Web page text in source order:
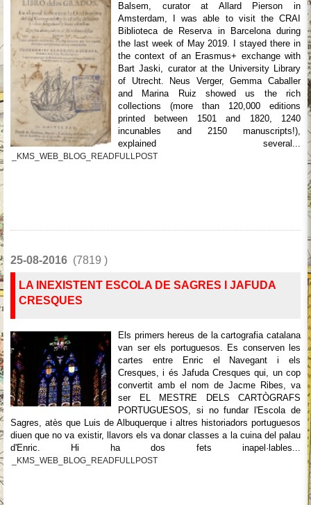
Balsem, curator at Allard Pierson in
Amsterdam, I was able to visit the CRAI
Biblioteca de Reserva in Barcelona during
the last week of May 2019. I stayed there in
the context of an Erasmus+ exchange with
Bart Jaski, curator at the University Library
of Utrecht. Neus Verger, Gemma Caballer
and Marina Ruiz showed us the rich
collections (more than 120,000 editions
printed between 1501 and 1820, 1240
incunables and 2150 manuscripts!),
explained several...
_KMS_WEB_BLOG_READFULLPOST
25-08-2016 (7819 )
LA INEXISTENT ESCOLA DE SAGRES I JAFUDA
CRESQUES
Els primers hereus de la cartografia catalana
van ser els portuguesos. Es conserven les
cartes entre Enric el Navegant i els
Cresques, i és Jafuda Cresques qui, un cop
convertit amb el nom de Jacme Ribes, va
ser EL MESTRE DELS CARTÒGRAFS
PORTUGUESOS, si no fundar l'Escola de
Sagres, atès que Luis de Albuquerque i altres historiadors portuguesos
diuen que no va existir, llavors els va donar classes a la cuina del palau
d'Enric. Hi ha dos fets inapel·lables...
_KMS_WEB_BLOG_READFULLPOST